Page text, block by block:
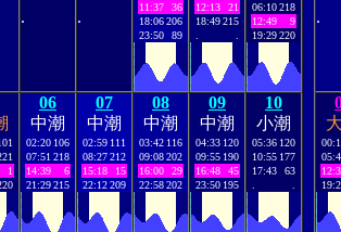
. .
11:37
36
18:06206
23:50
89
12:13
21
18:49215
06:10218
12:49
9
19:29220
1
06
中潮
02:20 106
07:51 218
14:39
6
21:29215
07
中潮
02:59 111
08:27212
15:18
15
22:12209
08
中潮
03:42 116
09:08202
16:00
29
22:58202
09
中潮
04:33 120
09:55 190
16:48
45
23:50 195
10
小潮
05:36 120
10:55 177
17:43
63
.